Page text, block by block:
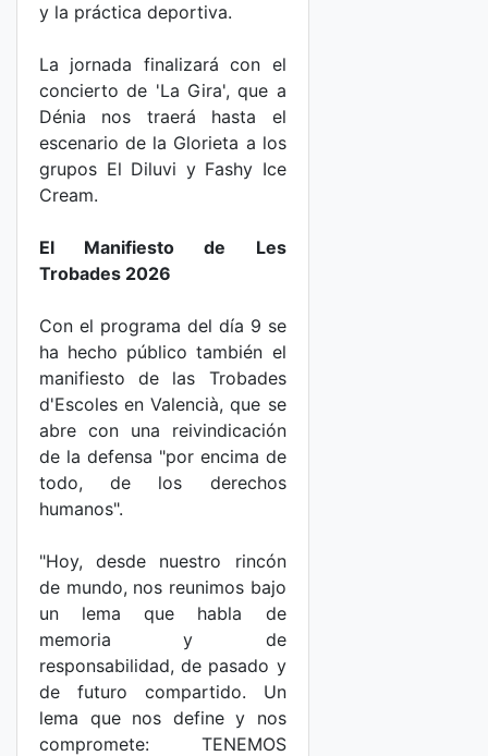
y la práctica deportiva.
La jornada finalizará con el
concierto de 'La Gira', que a
Dénia nos traerá hasta el
escenario de la Glorieta a los
grupos El Diluvi y Fashy Ice
Cream.
El Manifiesto de Les
Trobades 2026
Con el programa del día 9 se
ha hecho público también el
manifiesto de las Trobades
d'Escoles en Valencià, que se
abre con una reivindicación
de la defensa "por encima de
todo, de los derechos
humanos".
"Hoy, desde nuestro rincón
de mundo, nos reunimos bajo
un lema que habla de
memoria y de
responsabilidad, de pasado y
de futuro compartido. Un
lema que nos define y nos
compromete: TENEMOS